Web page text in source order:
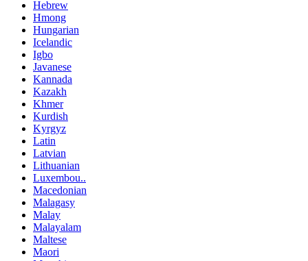
Hebrew
Hmong
Hungarian
Icelandic
Igbo
Javanese
Kannada
Kazakh
Khmer
Kurdish
Kyrgyz
Latin
Latvian
Lithuanian
Luxembou..
Macedonian
Malagasy
Malay
Malayalam
Maltese
Maori